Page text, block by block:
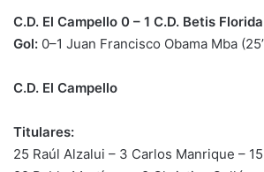
C.D. El Campello 0 – 1 C.D. Betis Florida
Gol: 0–1 Juan Francisco Obama Mba
C.D. El Campello
Titulares:
25 Raúl Alzalui – 3 Carlos Manrique –